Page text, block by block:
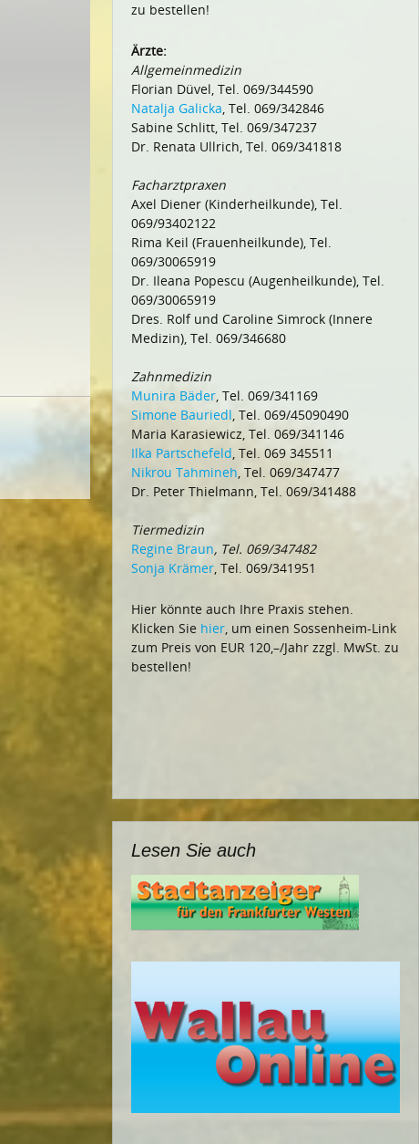
zu bestellen!
Ärzte:
Allgemeinmedizin
Florian Düvel, Tel. 069/344590
Natalja Galicka, Tel. 069/342846
Sabine Schlitt, Tel. 069/347237
Dr. Renata Ullrich, Tel. 069/341818
Facharztpraxen
Axel Diener (Kinderheilkunde), Tel.
069/93402122
Rima Keil (Frauenheilkunde), Tel.
069/30065919
Dr. Ileana Popescu (Augenheilkunde), Tel.
069/30065919
Dres. Rolf und Caroline Simrock (Innere
Medizin), Tel. 069/346680
Zahnmedizin
Munira Bäder, Tel. 069/341169
Simone Bauriedl, Tel. 069/45090490
Maria Karasiewicz, Tel. 069/341146
Ilka Partschefeld, Tel. 069 345511
Nikrou Tahmineh, Tel. 069/347477
Dr. Peter Thielmann, Tel. 069/341488
Tiermedizin
Regine Braun, Tel. 069/347482
Sonja Krämer, Tel. 069/341951
Hier könnte auch Ihre Praxis stehen.
Klicken Sie hier, um einen Sossenheim-Link
zum Preis von EUR 120,–/Jahr zzgl. MwSt. zu
bestellen!
Lesen Sie auch